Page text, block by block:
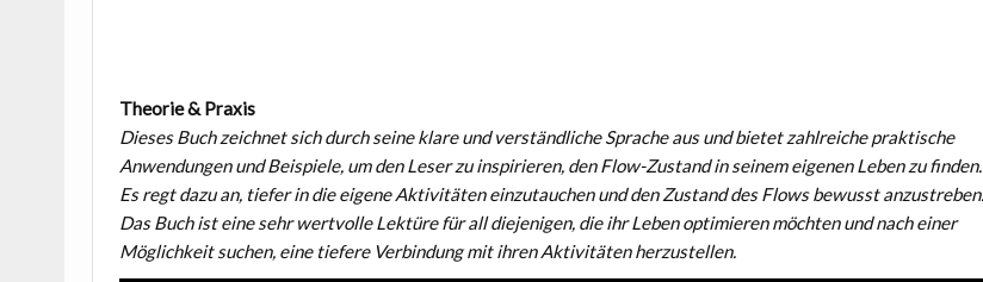
Theorie & Praxis
Dieses Buch zeichnet sich durch seine klare und verständliche Sprache aus und bietet zahlreiche praktische
Anwendungen und Beispiele, um den Leser zu inspirieren, den Flow-Zustand in seinem eigenen Leben zu finden.
Es regt dazu an, tiefer in die eigene Aktivitäten einzutauchen und den Zustand des Flows bewusst anzustreben.
Das Buch ist eine sehr wertvolle Lektüre für all diejenigen, die ihr Leben optimieren möchten und nach einer
Möglichkeit suchen, eine tiefere Verbindung mit ihren Aktivitäten herzustellen.